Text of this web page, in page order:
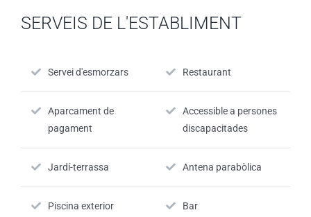
SERVEIS DE L'ESTABLIMENT
Servei d'esmorzars Restaurant
Aparcament de
pagament
Accessible a persones
discapacitades
Jardí-terrassa Antena parabòlica
Piscina exterior Bar